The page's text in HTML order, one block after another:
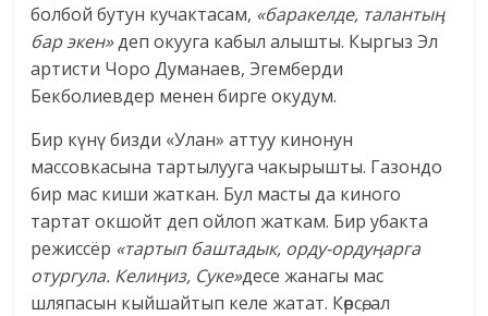
болбой бутун кучактасам, «баракелде, талантыӊ
бар экен»деп окууга кабыл алышты. Кыргыз Эл
артисти Чоро Думанаев, Эгемберди
Бекболиевдер менен бирге окудум.
Бир күнү бизди «Улан» аттуу кинонун
массовкасына тартылууга чакырышты. Газондо
бир мас киши жаткан. Бул масты да киного
тартат окшойт деп ойлоп жаткам. Бир убакта
режиссёр «тартып баштадык, орду-ордуӊарга
отургула. Келиӊиз, Суке»десе жанагы мас
шляпасын кыйшайтып келе жатат. Көрсө, ал